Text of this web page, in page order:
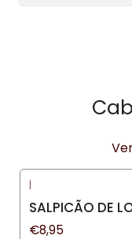
Novo
|
SALPICÃO DE
€8,95